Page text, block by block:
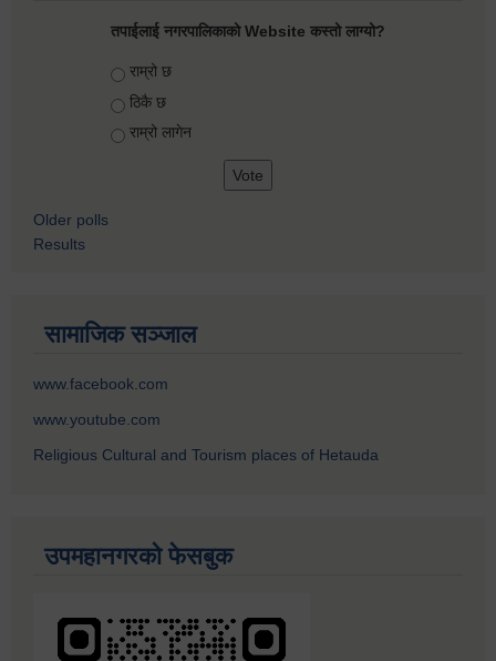
तपाईलाई नगरपालिकाको Website कस्तो लाग्यो?
Choices
राम्रो छ
ठिकै छ
राम्रो लागेन
Older polls
Results
सामाजिक सञ्जाल
www.facebook.com
www.youtube.com
Religious Cultural and Tourism places of Hetauda
उपमहानगरको फेसबुक